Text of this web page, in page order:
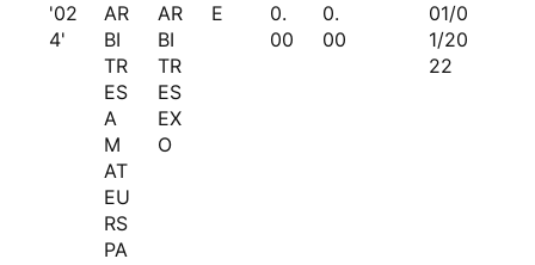
'02
4'
AR
BI
TR
ES
A
M
AT
EU
RS
PA
AR
BI
TR
ES
EX
O
E
0.
00
0.
00
01/0
1/20
22